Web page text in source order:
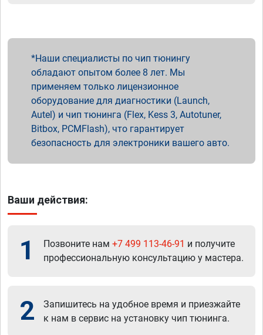
Наши специалисты по чип тюнингу
обладают опытом более 8 лет. Мы
применяем только лицензионное
оборудование для диагностики (Launch,
Autel) и чип тюнинга (Flex, Kess 3, Autotuner,
Bitbox, PCMFlash), что гарантирует
безопасность для электроники вашего авто.
Ваши действия:
1 Позвоните нам +7 499 113-46-91 и получите
профессиональную консультацию у мастера.
2
Запишитесь на удобное время и приезжайте
к нам в сервис на установку чип тюнинга.